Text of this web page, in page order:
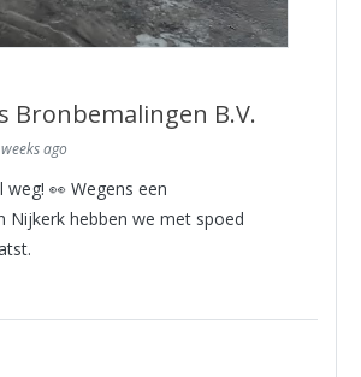
Bronbemalingen B.V.
ago
weg! 👀 Wegens een
Nijkerk hebben we met spoed